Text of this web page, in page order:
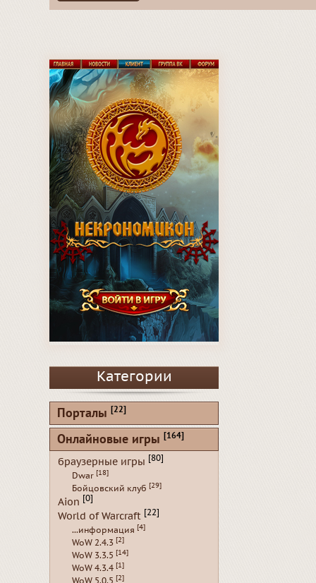
Категории
Порталы [22]
Онлайновые игры [164]
браузерные игры [80]
Dwar [18]
Бойцовский клуб [29]
Aion [0]
World of Warcraft [22]
...информация [4]
WoW 2.4.3 [2]
WoW 3.3.5 [14]
WoW 4.3.4 [1]
WoW 5.0.5 [2]